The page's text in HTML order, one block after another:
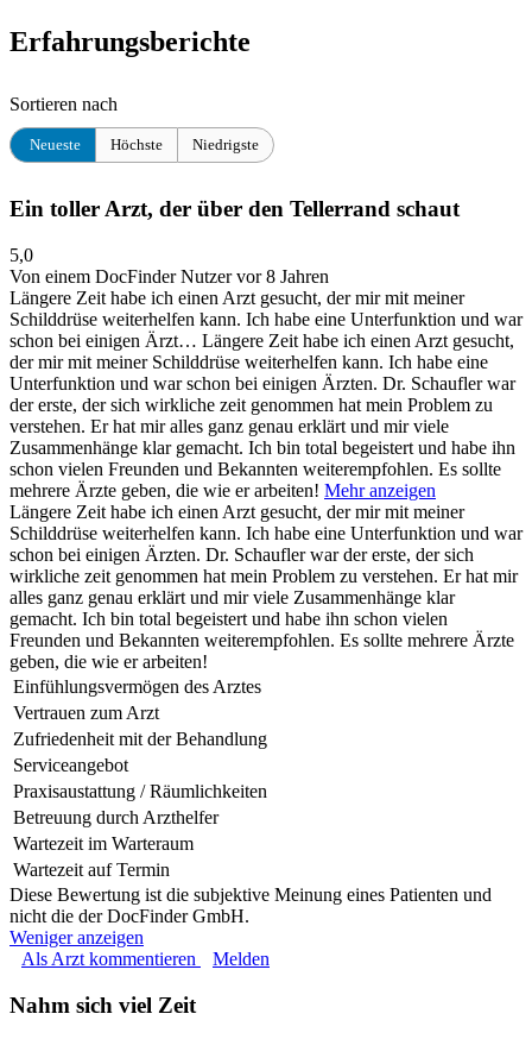
Erfahrungsberichte
Sortieren nach
Neueste Höchste Niedrigste
Ein toller Arzt, der über den Tellerrand schaut
5,0
Von einem DocFinder Nutzervor 8 Jahren
Längere Zeit habe ich einen Arzt gesucht, der mir mit meiner
Schilddrüse weiterhelfen kann. Ich habe eine Unterfunktion und war
schon bei einigen Ärzt… Längere Zeit habe ich einen Arzt gesucht,
der mir mit meiner Schilddrüse weiterhelfen kann. Ich habe eine
Unterfunktion und war schon bei einigen Ärzten. Dr. Schaufler war
der erste, der sich wirkliche zeit genommen hat mein Problem zu
verstehen. Er hat mir alles ganz genau erklärt und mir viele
Zusammenhänge klar gemacht. Ich bin total begeistert und habe ihn
schon vielen Freunden und Bekannten weiterempfohlen. Es sollte
mehrere Ärzte geben, die wie er arbeiten! Mehr anzeigen
Längere Zeit habe ich einen Arzt gesucht, der mir mit meiner
Schilddrüse weiterhelfen kann. Ich habe eine Unterfunktion und war
schon bei einigen Ärzten. Dr. Schaufler war der erste, der sich
wirkliche zeit genommen hat mein Problem zu verstehen. Er hat mir
alles ganz genau erklärt und mir viele Zusammenhänge klar
gemacht. Ich bin total begeistert und habe ihn schon vielen
Freunden und Bekannten weiterempfohlen. Es sollte mehrere Ärzte
geben, die wie er arbeiten!
Einfühlungsvermögen des Arztes
Vertrauen zum Arzt
Zufriedenheit mit der Behandlung
Serviceangebot
Praxisaustattung / Räumlichkeiten
Betreuung durch Arzthelfer
Wartezeit im Warteraum
Wartezeit auf Termin
Diese Bewertung ist die subjektive Meinung eines Patienten und
nicht die der DocFinder GmbH.
Weniger anzeigen
Als Arzt kommentieren
Melden
Nahm sich viel Zeit